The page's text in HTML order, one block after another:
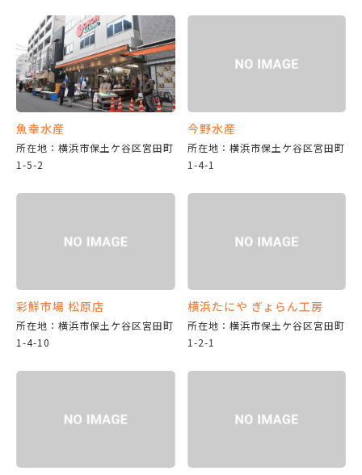
魚幸水産
所在地：横浜市保土ケ谷区宮田町
1-5-2
今野水産
所在地：横浜市保土ケ谷区宮田町
1-4-1
彩鮮市場 松原店
所在地：横浜市保土ケ谷区宮田町
1-4-10
横浜たにや ぎょらん工房
所在地：横浜市保土ケ谷区宮田町
1-2-1